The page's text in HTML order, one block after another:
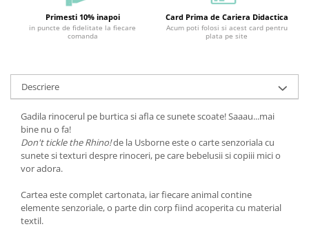
Primesti 10% inapoi
in puncte de fidelitate la fiecare
comanda
Card Prima de Cariera Didactica
Acum poti folosi si acest card pentru
plata pe site
Descriere
Gadila rinocerul pe burtica si afla ce sunete scoate! Saaau...mai
bine nu o fa!
Don't tickle the Rhino!de la Usborne este o carte senzoriala cu
sunete si texturi despre rinoceri, pe care bebelusii si copiii mici o
vor adora.
Cartea este complet cartonata, iar fiecare animal contine
elemente senzoriale, o parte din corp fiind acoperita cu material
textil.